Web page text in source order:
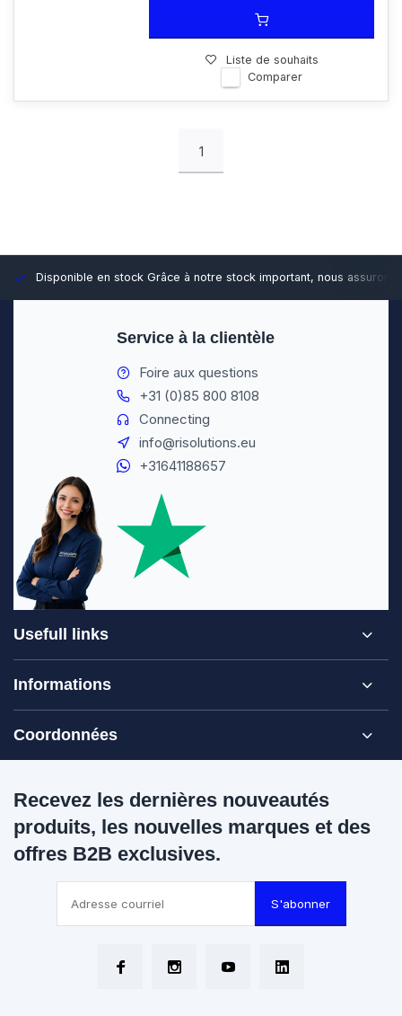
Liste de souhaits
Comparer
1
Disponible en stock Grâce à notre stock important, nous
Service à la clientèle
Foire aux questions
+31 (0)85 800 8108
Connecting
info@risolutions.eu
+31641188657
Usefull links
Informations
Coordonnées
Recevez les dernières nouveautés
produits, les nouvelles marques et des
offres B2B exclusives.
S'abonner